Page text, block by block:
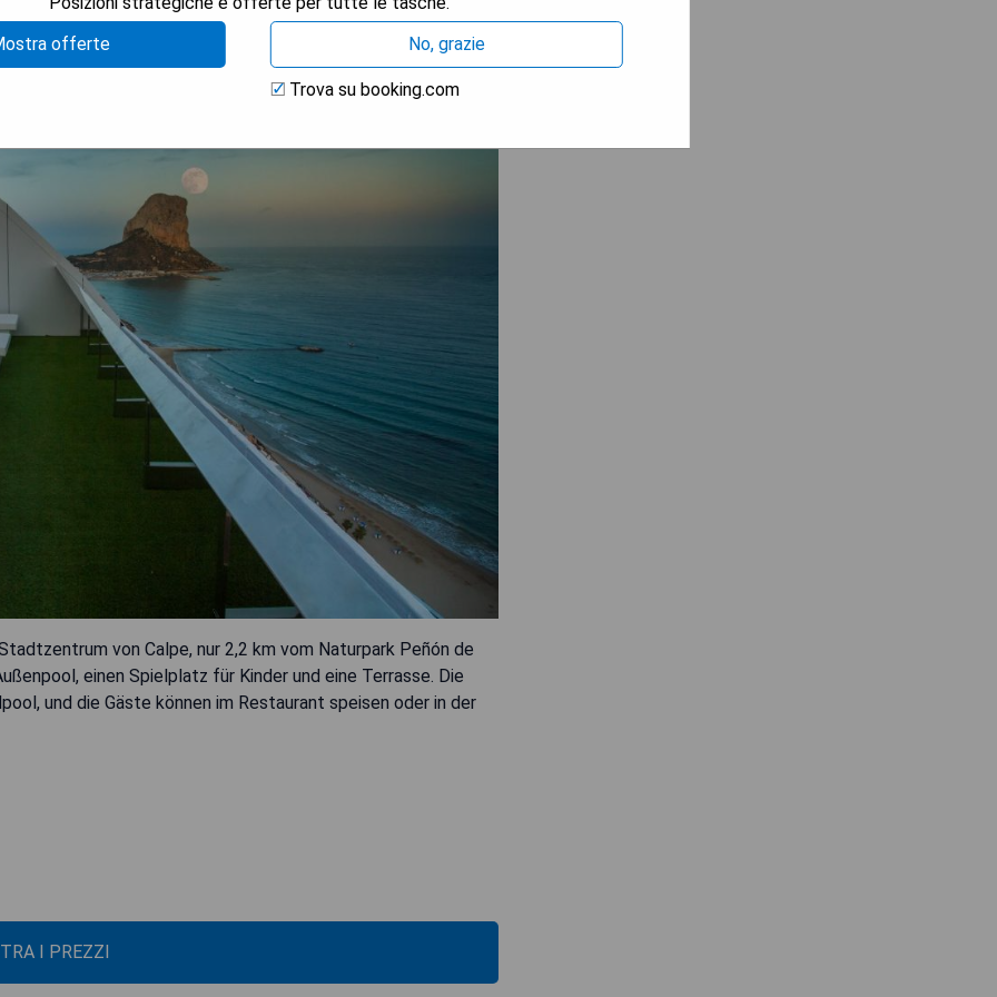
von Calpe, nur 2,2 km vom Naturpark Peñón de
einen Spielplatz für Kinder und eine Terrasse. Die
und die Gäste können im Restaurant speisen oder in der
I PREZZI
offerte
No, grazie
Trova su booking.com